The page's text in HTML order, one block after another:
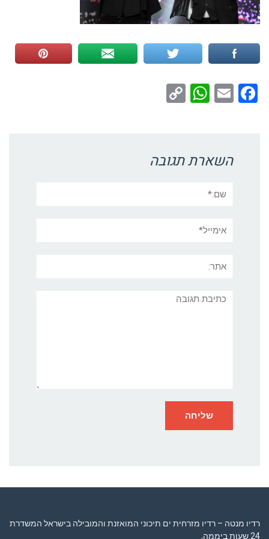
Facebook
Email
WhatsApp
השארת תגובה
תגובה
רדיו מנטה – רדיו מזרחית ים תיכוני המואזנת והמובילה בישראל המשדרת
24 שעות ביממה,